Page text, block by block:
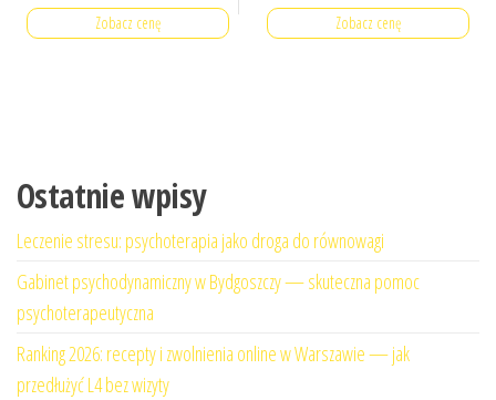
Zobacz cenę Zobacz cenę
Ostatnie wpisy
Leczenie stresu: psychoterapia jako droga do równowagi
Gabinet psychodynamiczny w Bydgoszczy — skuteczna pomoc
psychoterapeutyczna
Ranking 2026: recepty i zwolnienia online w Warszawie — jak
przedłużyć L4 bez wizyty